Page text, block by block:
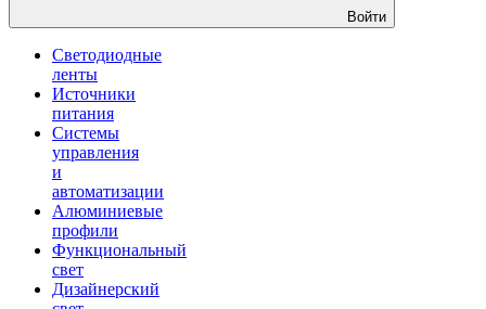
Войти
Светодиодные
ленты
Источники
питания
Системы
управления
и
автоматизации
Алюминиевые
профили
Функциональный
свет
Дизайнерский